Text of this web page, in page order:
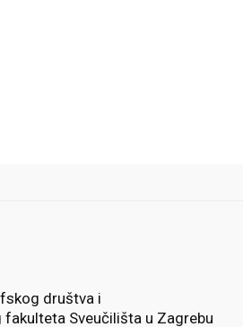
društva i
Sveučilišta u Zagrebu